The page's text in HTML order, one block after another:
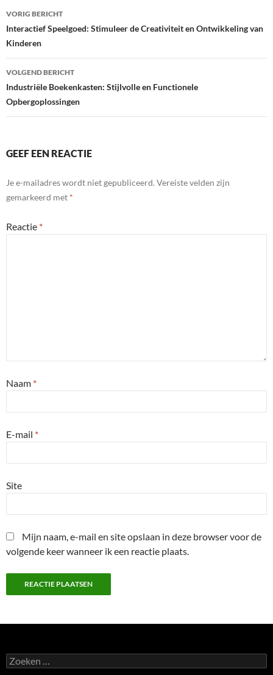
Bericht
navigatie
VORIG BERICHT
Interactief Speelgoed: Stimuleer de Creativiteit en Ontwikkeling van
Kinderen
VOLGEND BERICHT
Industriële Boekenkasten: Stijlvolle en Functionele
Opbergoplossingen
GEEF EEN REACTIE
Je e-mailadres wordt niet gepubliceerd. Vereiste velden zijn
gemarkeerd met *
Reactie *
Naam *
E-mail *
Site
Mijn naam, e-mail en site opslaan in deze browser voor de
volgende keer wanneer ik een reactie plaats.
Zoeken
naar: